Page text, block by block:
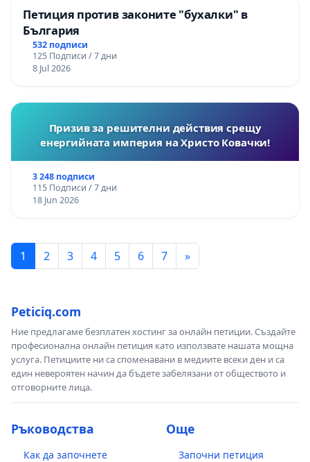
Петиция против законите "бухалки" в
България
532 подписи
125 Подписи / 7 дни
8 Jul 2026
Призив за решителни действия срещу
енергийната империя на Христо Ковачки!
3 248 подписи
115 Подписи / 7 дни
18 Jun 2026
1 2 3 4 5 6 7 »
Peticiq.com
Ние предлагаме безплатен хостинг за онлайн петиции. Създайте
професионална онлайн петиция като използвате нашата мощна
услуга. Петициите ни са споменавани в медиите всеки ден и са
един невероятен начин да бъдете забелязани от обществото и
отговорните лица.
Ръководства
Как да започнете
Още
Започни петиция